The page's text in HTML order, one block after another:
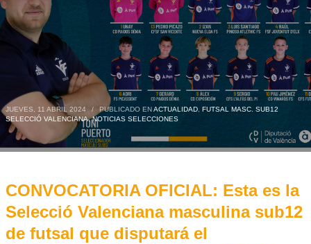
JUEVES, 11 ABRIL 2024 / PUBLICADO ENACTUALIDAD, FUTSAL MASC. SUB12
SELECCIÓ VALENCIANA,NOTICIAS SELECCIONES
CONVOCATORIA OFICIAL: Esta es la
Selecció Valenciana masculina sub12
de futsal que disputará el